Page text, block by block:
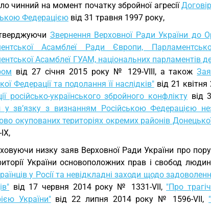
чинний на момент початку збройної агресії
Федерацією від 31 травня 1997 року,
Звернення Верховної Ради України до
Асамблеї Ради Європи,
Асамблеї ГУАМ, національних парламентів
від 27 січня 2015 року № 129-VIII, а також
Федерації та подолання її наслідків"від 21
російсько-українського збройного конфліктувід
у зв’язку з визнанням Російською Федерацією
окупованих територіях окремих районів
низку заяв Верховної Ради України про
України основоположних прав і свобод
у Росії та невідкладні заходи щодо
від 17 червня 2014 року № 1331-VII, "Про
України"від 22 липня 2014 року № 1596-VII,